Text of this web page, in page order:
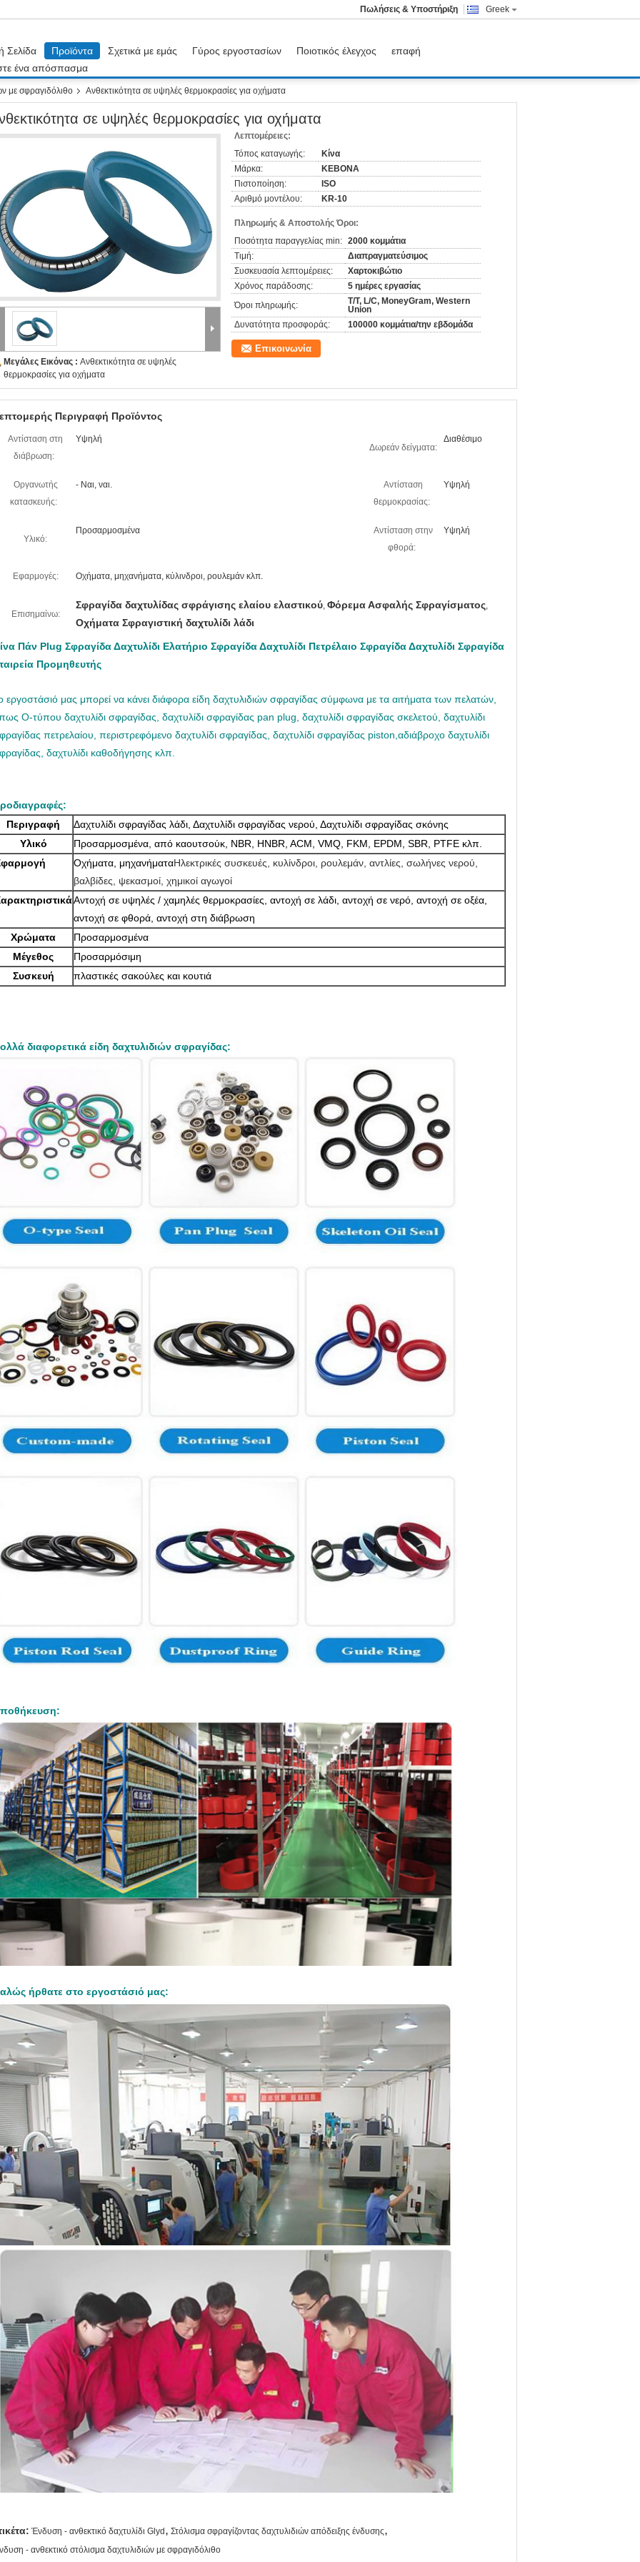
Greek
Πωλήσεις & Υποστήριξη
Σελίδα Προϊόντα Σχετικά με εμάς Γύρος εργοστασίων Ποιοτικός έλεγχος
επαφή
ένα απόσπασμα
με σφραγιδόλιθο Ανθεκτικότητα σε υψηλές θερμοκρασίες για οχήματα
σε υψηλές θερμοκρασίες για οχήματα
Μεγάλες Εικόνας : Ανθεκτικότητα σε υψηλές
θερμοκρασίες για οχήματα
Λεπτομέρειες:
Τόπος καταγωγής:
Κίνα
Μάρκα:
KEBONA
Πιστοποίηση:
ISO
Αριθμό μοντέλου:
KR-10
Πληρωμής & Αποστολής Όροι:
Ποσότητα παραγγελίας min: 2000 κομμάτια
Τιμή:
Διαπραγματεύσιμος
Συσκευασία λεπτομέρειες:
Χαρτοκιβώτιο
Χρόνος παράδοσης:
5 ημέρες εργασίας
Όροι πληρωμής:
T/T, L/C, MoneyGram, Western
Union
Δυνατότητα προσφοράς:
100000 κομμάτια/την εβδομάδα
Επικοινωνία
Περιγραφή Προϊόντος
Αντίσταση στη
διάβρωση:
Υψηλή
Δωρεάν δείγματα:
Διαθέσιμο
Οργανωτής
κατασκευής:
- Ναι, ναι.
Αντίσταση
θερμοκρασίας:
Υψηλή
Υλικό:
Προσαρμοσμένα
Αντίσταση στην
φθορά:
Υψηλή
Εφαρμογές: Οχήματα, μηχανήματα, κύλινδροι, ρουλεμάν κλπ.
Επισημαίνω:
Σφραγίδα δαχτυλίδας σφράγισης ελαίου ελαστικού, Φόρεμα Ασφαλής Σφραγίσματος,
Οχήματα Σφραγιστική δαχτυλίδι λάδι
Πάν Plug Σφραγίδα Δαχτυλίδι Ελατήριο Σφραγίδα Δαχτυλίδι Πετρέλαιο Σφραγίδα Δαχτυλίδι Σφραγίδα
Προμηθευτής
εργοστάσιό μας μπορεί να κάνει διάφορα είδη δαχτυλιδιών σφραγίδας σύμφωνα με τα αιτήματα των πελατών,
O-τύπου δαχτυλίδι σφραγίδας, δαχτυλίδι σφραγίδας pan plug, δαχτυλίδι σφραγίδας σκελετού, δαχτυλίδι
πετρελαίου, περιστρεφόμενο δαχτυλίδι σφραγίδας, δαχτυλίδι σφραγίδας piston,αδιάβροχο δαχτυλίδι
δαχτυλίδι καθοδήγησης κλπ.
Περιγραφή
Δαχτυλίδι σφραγίδας λάδι, Δαχτυλίδι σφραγίδας νερού, Δαχτυλίδι σφραγίδας σκόνης
Υλικό
Προσαρμοσμένα, από καουτσούκ, NBR, HNBR, ACM, VMQ, FKM, EPDM, SBR, PTFE κλπ.
Οχήματα, μηχανήματαΗλεκτρικές συσκευές, κυλίνδροι, ρουλεμάν, αντλίες, σωλήνες νερού,
βαλβίδες, ψεκασμοί, χημικοί αγωγοί
Αντοχή σε υψηλές / χαμηλές θερμοκρασίες, αντοχή σε λάδι, αντοχή σε νερό, αντοχή σε οξέα,
αντοχή σε φθορά, αντοχή στη διάβρωση
Χρώματα
Προσαρμοσμένα
Μέγεθος
Προσαρμόσιμη
Συσκευή
πλαστικές σακούλες και κουτιά
διαφορετικά είδη δαχτυλιδιών σφραγίδας:
ήρθατε στο εργοστάσιό μας:
Ένδυση - ανθεκτικό δαχτυλίδι Glyd , Στόλισμα σφραγίζοντας δαχτυλιδιών απόδειξης ένδυσης,
- ανθεκτικό στόλισμα δαχτυλιδιών με σφραγιδόλιθο